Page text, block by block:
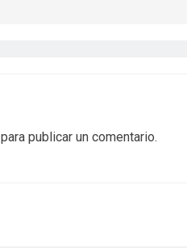
para publicar un comentario.